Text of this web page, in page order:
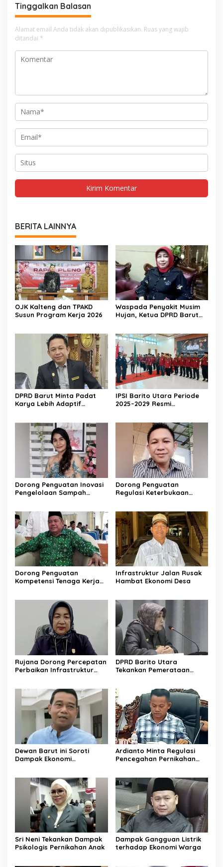
Tinggalkan Balasan
Alamat email Anda tidak akan dipublikasikan. Ruas yang wajib
ditandai *
BERITA LAINNYA
OJK Kalteng dan TPAKD
Susun Program Kerja 2026
Waspada Penyakit Musim
Hujan, Ketua DPRD Barut
DPRD Barut Minta Padat
Karya Lebih Adaptif
IPSI Barito Utara Periode
2025–2029 Resmi
Dorong Penguatan Inovasi
Pengelolaan Sampah
Dorong Penguatan
Regulasi Keterbukaan
Dorong Penguatan
Kompetensi Tenaga Kerja
Infrastruktur Jalan Rusak
Hambat Ekonomi Desa
Rujana Dorong Percepatan
Perbaikan Infrastruktur
DPRD Barito Utara
Tekankan Pemerataan
Dewan Barut ini Soroti
Dampak Ekonomi
Ardianto Minta Regulasi
Pencegahan Pernikahan
Sri Neni Tekankan Dampak
Psikologis Pernikahan Anak
Dampak Gangguan Listrik
terhadap Ekonomi Warga